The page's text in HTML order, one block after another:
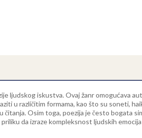
ljudskog iskustva. Ovaj žanr omogućava
u različitim formama, kao što su soneti,
Osim toga, poezija je često bogata
da izraze kompleksnost ljudskih